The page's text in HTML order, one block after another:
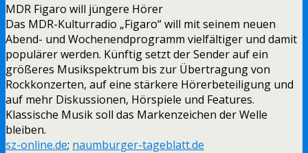
MDR Figaro will jüngere Hörer
Das MDR-Kulturradio „Figaro“ will mit seinem neuen
Abend- und Wochenendprogramm vielfältiger und damit
populärer werden. Künftig setzt der Sender auf ein
größeres Musikspektrum bis zur Übertragung von
Rockkonzerten, auf eine stärkere Hörerbeteiligung und
auf mehr Diskussionen, Hörspiele und Features.
Klassische Musik soll das Markenzeichen der Welle
bleiben.
sz-online.de; naumburger-tageblatt.de